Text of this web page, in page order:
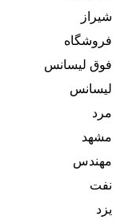
شیراز
فروشگاه
فوق لیسانس
لیسانس
مرد
مشهد
مهندس
نفت
یزد